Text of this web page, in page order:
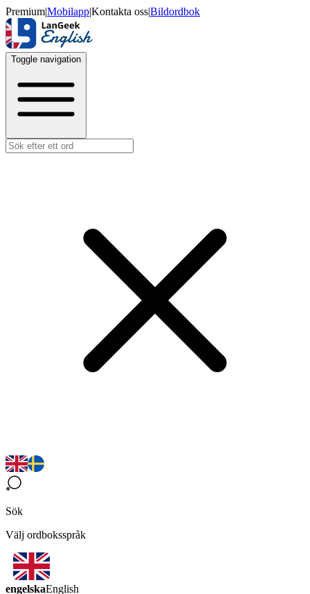
Premium|Mobilapp|Kontakta oss|Bildordbok
Toggle navigation
Sök
Välj ordboksspråk
engelskaEnglish